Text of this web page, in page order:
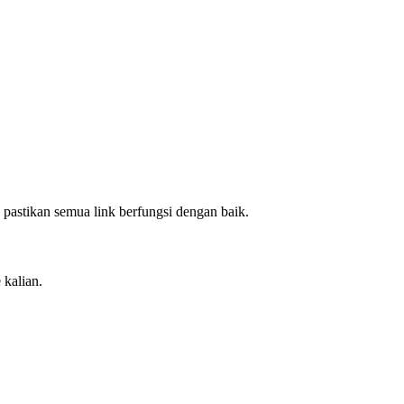
semua link berfungsi dengan baik.
kalian.